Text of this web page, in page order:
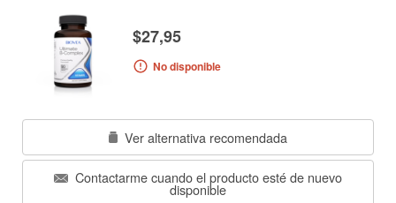
$27,95
No disponible
Ver alternativa recomendada
Contactarme cuando el producto esté de nuevo
disponible